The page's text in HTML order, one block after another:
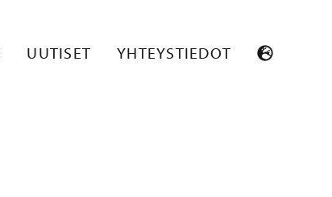
UUTISET YHTEYSTIEDOT